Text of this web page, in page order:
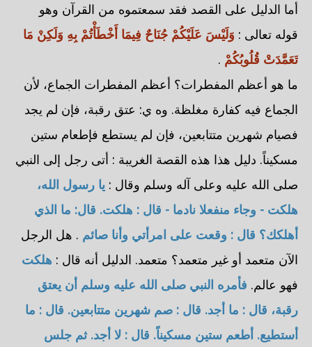
أما الدليل على القصد فقد سمعتموه من القرآن وهو
قوله تعالى : وَلَيْسَ عَلَيْكُمْ جُنَاحٌ فِيمَا أَخْطَأْتُمْ بِهِ وَلَكِنْ مَا
تَعَمَّدَتْ قُلُوبُكُمْ .
ما هو أعظم المفطرات؟ أعظم المفطرات الجماع، لأن
الجماع فيه كفارة مغلظة. وه ي: عتق رقبة، فإن لم يجد
فصيام شهرين متتابعين، فإن لم يستطع فإطعام ستين
مسكيناً. دليل هذا هذه القصة الغريبة : أتى رجل إلى النبي
صلى الله عليه وعلى آله وسلم وقال : يا رسول الله،
هلكت - وجاء منفعلا نادما - قال : هلكت. قال: ما الذي
أهلكك؟ قال : وقعت على امرأتي وأنا صائم . هل الرجل
الآن متعمد أو غير متعمد؟ متعمد. الدليل أنه قال : هلكت
فهو عالم. فأمره النبي صلى الله عليه وسلم أن يعتق
رقبة، قال : ما أجد. قال : صم شهرين متتابعين. قال : ما
أستطيع. أطعم ستين مسكيناً. قال : لا أجد. ثم جلس